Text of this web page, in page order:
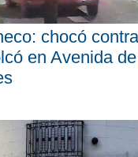
chocó
en Avenida